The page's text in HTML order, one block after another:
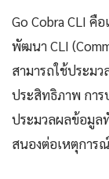
Go Cobra CLI คื
พัฒนา CLI
สามารถใช้ประม
ประสิทธิภาพ การ
ประมวลผลข้อมูล
สนองต่อเหตุการ